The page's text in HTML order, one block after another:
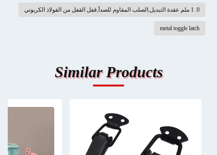
0. 1 ملم عقدة التبديل,الصلب المقاوم للصدأ,قفل القفل من الفولاذ الكربوني
metal toggle latch
Similar Products